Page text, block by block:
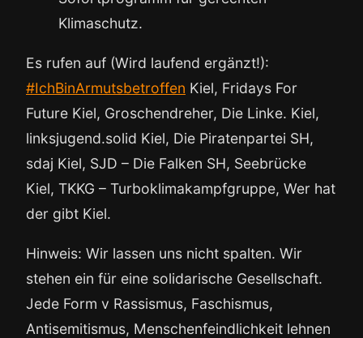
Klimaschutz.
Es rufen auf (Wird laufend ergänzt!):
#IchBinArmutsbetroffen Kiel, Fridays For
Future Kiel, Groschendreher, Die Linke. Kiel,
linksjugend.solid Kiel, Die Piratenpartei SH,
sdaj Kiel, SJD – Die Falken SH, Seebrücke
Kiel, TKKG – Turboklimakampfgruppe, Wer hat
der gibt Kiel.
Hinweis: Wir lassen uns nicht spalten. Wir
stehen ein für eine solidarische Gesellschaft.
Jede Form v Rassismus, Faschismus,
Antisemitismus, Menschenfeindlichkeit lehnen